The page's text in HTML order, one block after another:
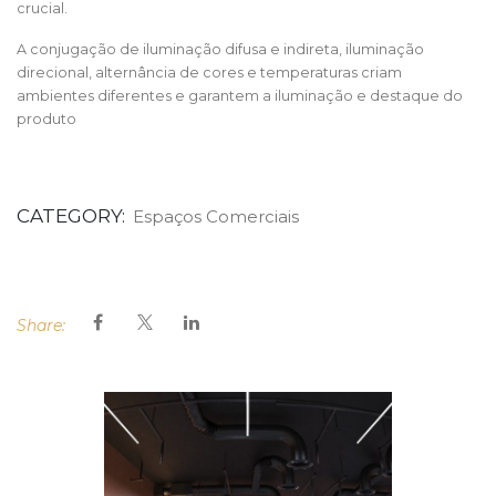
crucial.
A conjugação de iluminação difusa e indireta, iluminação
direcional, alternância de cores e temperaturas criam
ambientes diferentes e garantem a iluminação e destaque do
produto
CATEGORY: Espaços Comerciais
Share: